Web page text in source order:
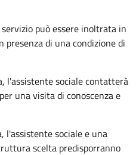
può essere inoltrata in
di una condizione di
l'assistente sociale contatterà
una visita di conoscenza e
l'assistente sociale e una
scelta predisporranno